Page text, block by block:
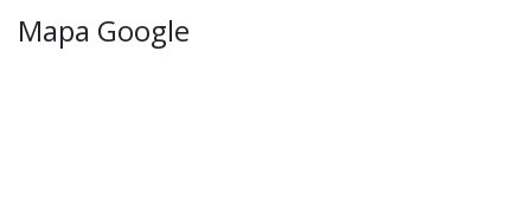
Mapa Google